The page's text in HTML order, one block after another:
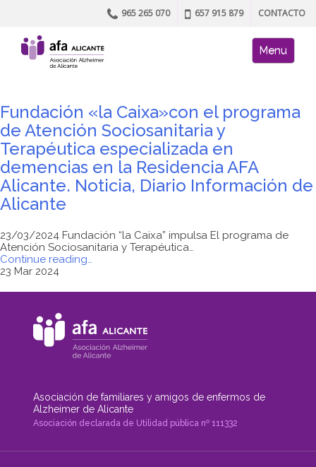
965 265 070 657 915 879 CONTACTO
AFA site
Skip to content
Menu
Fundación «la Caixa»con el programa
de Atención Sociosanitaria y
Terapéutica especializada en
demencias en la Residencia AFA
Alicante. Noticia, Diario Información de
Alicante
23/03/2024 Fundación “la Caixa” impulsa El programa de
Atención Sociosanitaria y Terapéutica…
Continue reading
el
de
Atención
Sociosanitaria
y
en
demencias
en
la
AFA
…
23 Mar 2024
Asociación de familiares y amigos de enfermos de
Alzheimer de Alicante
Asociación declarada de Utilidad pública nº 111332